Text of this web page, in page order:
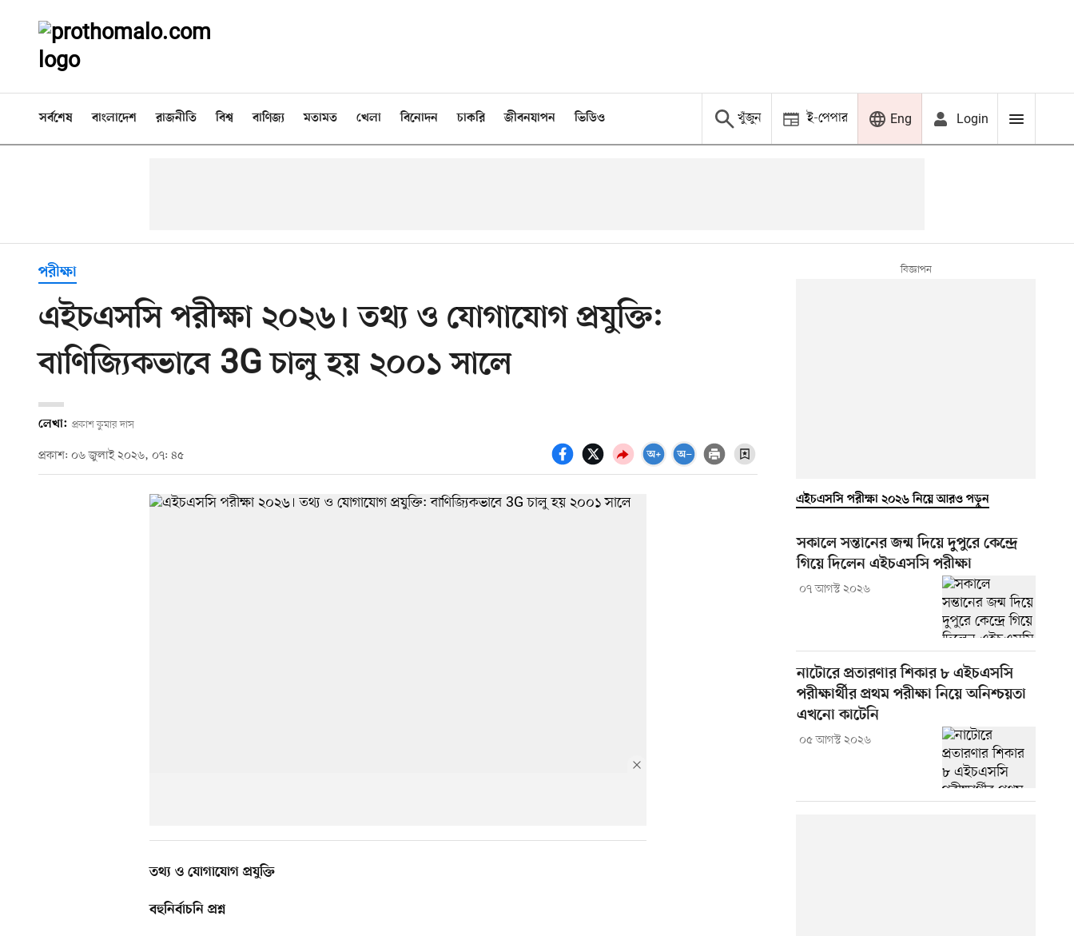
সর্বশেষ বাংলাদেশ রাজনীতি বিশ্ব বাণিজ্য মতামত খেলা বিনোদন চাকরি জীবনযাপন ভিডিও খুঁজুন ই-পেপার Eng Login
পরীক্ষা
এইচএসসি পরীক্ষা ২০২৬। তথ্য ও যোগাযোগ প্রযুক্তি:
বাণিজ্যিকভাবে 3G চালু হয় ২০০১ সালে
লেখা: প্রকাশ কুমার দাস
প্রকাশ: ০৬ জুলাই ২০২৬, ০৭: ৪৫
তথ্য ও যোগাযোগ প্রযুক্তি
বহুনির্বাচনি প্রশ্ন
এইচএসসি পরীক্ষা ২০২৬ নিয়ে আরও পড়ুন
সকালে সন্তানের জন্ম দিয়ে দুপুরে কেন্দ্রে
গিয়ে দিলেন এইচএসসি পরীক্ষা
০৭ আগস্ট ২০২৬
নাটোরে প্রতারণার শিকার ৮ এইচএসসি
পরীক্ষার্থীর প্রথম পরীক্ষা নিয়ে অনিশ্চয়তা
এখনো কাটেনি
০৫ আগস্ট ২০২৬